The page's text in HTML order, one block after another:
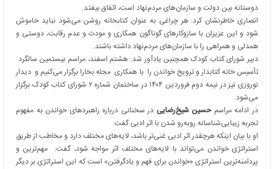
دوستانه بین دولت و سازمان‌های مردم‌نهاد است، اتفاق بیفتد.
انصاری خاطرنشان کرد: هر چراغی به عنوان کتابخانه روشن می‌شود نباید خاموش
شود و این عزیزان با سازوکارهای گوناگون همکاری و مودت و عدم رقابت، دوستی و
همدلی و همراهی را با سازمان‌های مردم‌نهاد داشته باشند.
دبیر شورای کتاب کودک همچنین یادآور شد: هشتم اسفند، مراسم بیستمین سالگرد
تأسیس خانه کتابدار و ترویج خواندن را با همکاری مجله بخارا برگزار می‌کنیم و دیدار
نوروزی نیز در نیمه دوم فروردین ۱۴۰۴ در ساختمان شماره ۲ شورای کتاب کودک برگزار
می‌شود.
در ادامه مراسمحسین شیخ‌رضایی در سخنانی درباره راهبردهای خواندن به مفهوم
تجربه زیبایی‌شناسانه روبه‌رو شدن با اثر ادبی گفت.
او با بیان اینکه هرچقدر اثر ادبی غنی‌تر باشد، لایه‌های مختلف دارد و مخاطب از طریق
استراتژی خواندن می‌تواند با لایه‌های مختلف اثر مواجه شود، گفت: مهم‌ترین و
پردامنه‌ترین استراتژی «خواندن برای فهم و یادگرفتن» است که این استراتژی بر دیگر